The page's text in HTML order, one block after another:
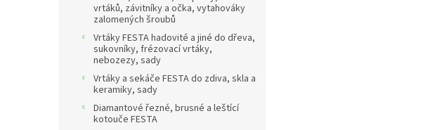
vrtáků, závitníky a očka, vytahováky
zalomených šroubů
Vrtáky FESTA hadovité a jiné do dřeva,
sukovníky, frézovací vrtáky,
nebozezy, sady
Vrtáky a sekáče FESTA do zdiva, skla a
keramiky, sady
Diamantové řezné, brusné a leštící
kotouče FESTA